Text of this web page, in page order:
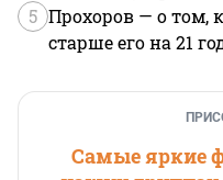
5 Прохоров — о том,
старше его на 21
Самые яркие